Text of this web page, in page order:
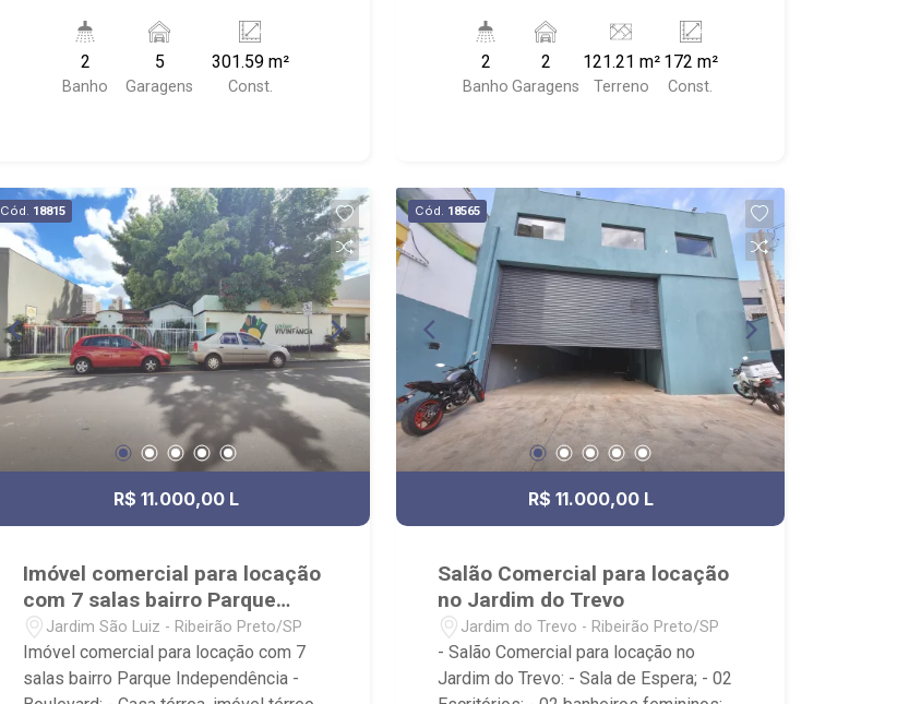
condicionado em todos os cômodos; -
Portão; - Alarme/Cerca Elétrica - 05
vagas de garagem; - Localizado
2
Banho
5
Garagens
301.59 m²
Const.
copa; - 02 vagas recuadas para
clientes; - quase em frente ao
Restaurante Olli Cozinha e Bar e ao Bar
2
Banho
2
Garagens
121.21 m²
Terreno
172 m²
Const.
Cód. 18815
R$ 11.000,00 L
Imóvel comercial para locação
com 7 salas bairro Parque
Independência - Boulevard
Jardim São Luiz - Ribeirão Preto/SP
Imóvel comercial para locação com 7
salas bairro Parque Independência -
Cód. 18565
R$ 11.000,00 L
Salão Comercial para locação
no Jardim do Trevo
Jardim do Trevo - Ribeirão Preto/SP
- Salão Comercial para locação no
Jardim do Trevo: - Sala de Espera; - 02